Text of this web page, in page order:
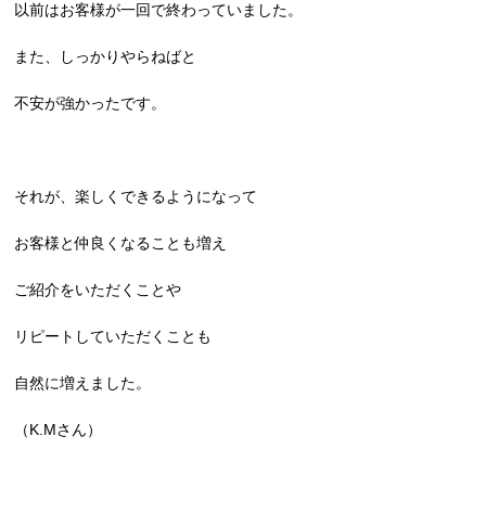
以前はお客様が一回で終わっていました。
また、しっかりやらねばと
不安が強かったです。
それが、楽しくできるようになって
お客様と仲良くなることも増え
ご紹介をいただくことや
リピートしていただくことも
自然に増えました。
（K.Mさん）